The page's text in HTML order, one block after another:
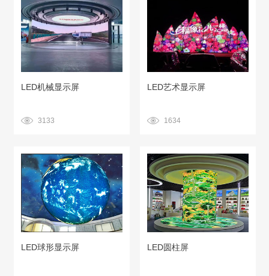
LED机械显示屏
3133
LED艺术显示屏
1634
LED球形显示屏 LED圆柱屏